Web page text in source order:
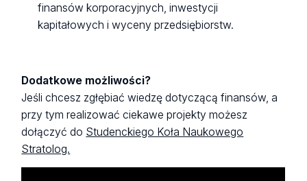
finansów korporacyjnych, inwestycji
kapitałowych i wyceny przedsiębiorstw.
Dodatkowe możliwości?
Jeśli chcesz zgłębiać wiedzę dotyczącą finansów, a
przy tym realizować ciekawe projekty możesz
dołączyć do Studenckiego Koła Naukowego
Stratolog.